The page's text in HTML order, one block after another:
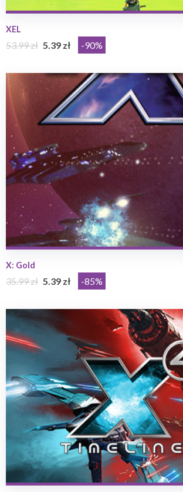
XEL
53.99 zł 5.39 zł -90%
X: Gold
35.99 zł 5.39 zł -85%